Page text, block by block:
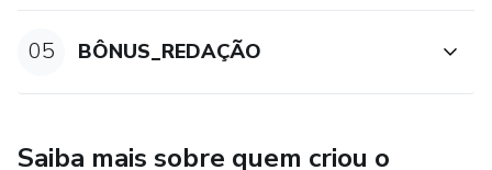
05 BÔNUS_REDAÇÃO
Saiba mais sobre quem criou o